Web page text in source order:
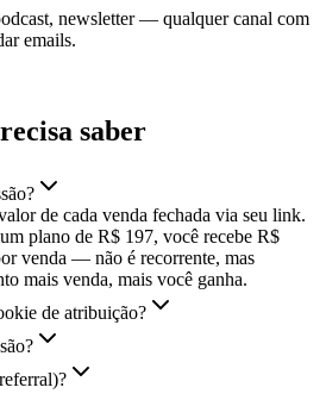
newsletter — qualquer canal com
emails.
saber
de cada venda fechada via seu link.
plano de R$ 197, você recebe R$
venda — não é recorrente, mas
mais venda, mais você ganha.
de atribuição?